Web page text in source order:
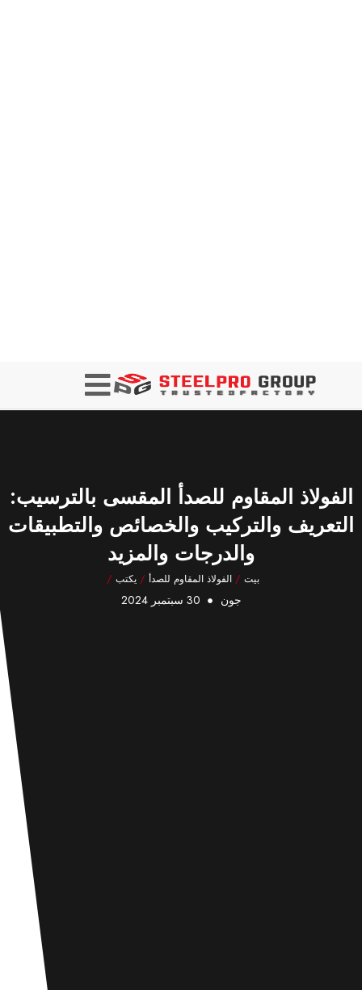
الفولاذ المقاوم للصدأ المقسى بالترسيب:
التعريف والتركيب والخصائص والتطبيقات
والدرجات والمزيد
بيت /الفولاذ المقاوم للصدأ /يكتب /
جون 30 سبتمبر 2024